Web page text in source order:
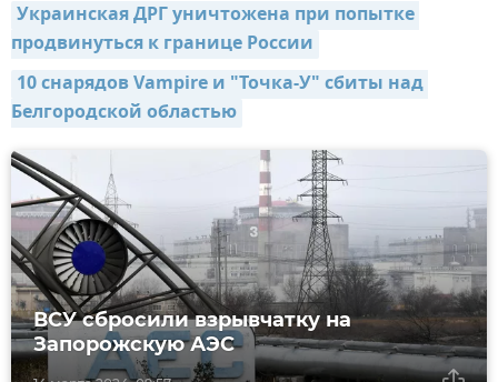
Украинская ДРГ уничтожена при попытке
продвинуться к границе России
10 снарядов Vampire и "Точка-У" сбиты над
Белгородской областью
ВСУ сбросили взрывчатку на
Запорожскую АЭС